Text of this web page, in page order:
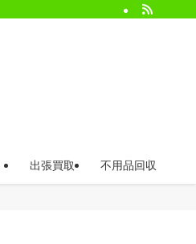
出張買取 不用品回収